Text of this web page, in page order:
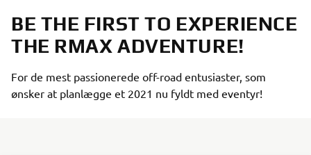
BE THE FIRST TO EXPERIENCE
THE RMAX ADVENTURE!
For de mest passionerede off-road entusiaster, som
ønsker at planlægge et 2021 nu fyldt med eventyr!